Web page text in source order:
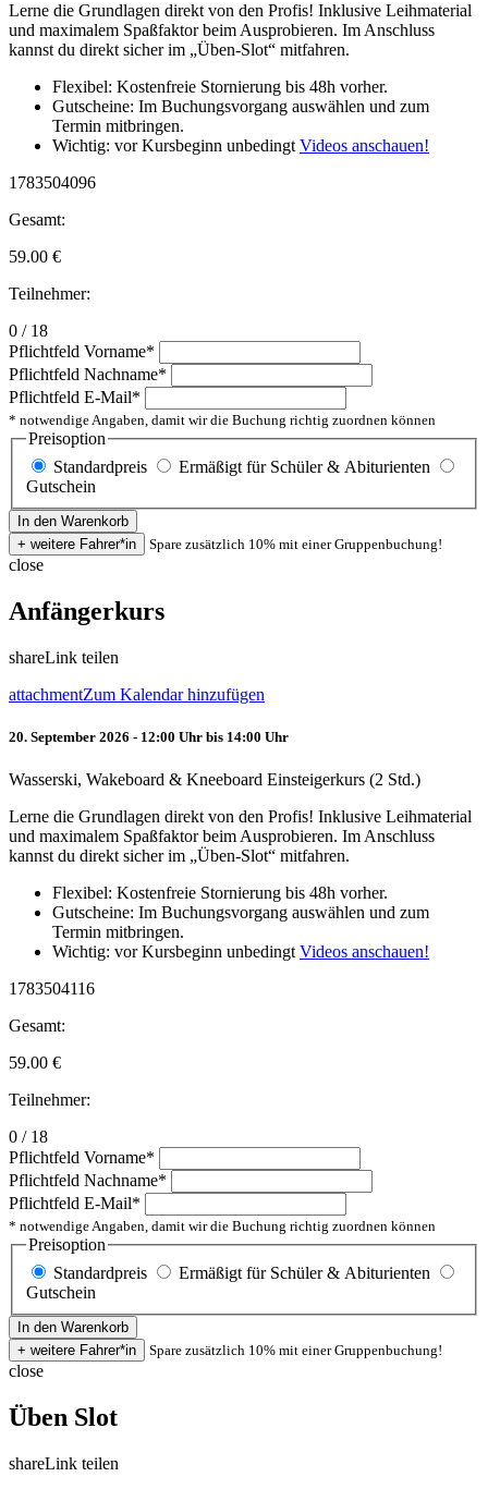
Lerne die Grundlagen direkt von den Profis! Inklusive Leihmaterial
und maximalem Spaßfaktor beim Ausprobieren. Im Anschluss
kannst du direkt sicher im „Üben-Slot“ mitfahren.
Flexibel: Kostenfreie Stornierung bis 48h vorher.
Gutscheine: Im Buchungsvorgang auswählen und zum
Termin mitbringen.
Wichtig: vor Kursbeginn unbedingtVideos anschauen!
1783504096
Gesamt:
59.00 €
Teilnehmer:
0 / 18
Pflichtfeld Vorname*
Pflichtfeld Nachname*
Pflichtfeld E-Mail*
* notwendige Angaben, damit wir die Buchung richtig zuordnen können
Preisoption
Standardpreis
Ermäßigt für Schüler & Abiturienten
Gutschein
Spare zusätzlich 10% mit einer Gruppenbuchung!
close
Anfängerkurs
shareLink teilen
attachmentZum Kalendar hinzufügen
20. September 2026 - 12:00 Uhr bis 14:00 Uhr
Wasserski, Wakeboard & Kneeboard Einsteigerkurs (2 Std.)
Lerne die Grundlagen direkt von den Profis! Inklusive Leihmaterial
und maximalem Spaßfaktor beim Ausprobieren. Im Anschluss
kannst du direkt sicher im „Üben-Slot“ mitfahren.
Flexibel: Kostenfreie Stornierung bis 48h vorher.
Gutscheine: Im Buchungsvorgang auswählen und zum
Termin mitbringen.
Wichtig: vor Kursbeginn unbedingt Videos anschauen!
1783504116
Gesamt:
59.00 €
Teilnehmer:
0 / 18
Pflichtfeld Vorname*
Pflichtfeld Nachname*
Pflichtfeld E-Mail*
* notwendige Angaben, damit wir die Buchung richtig zuordnen können
Preisoption
Standardpreis
Ermäßigt für Schüler & Abiturienten
Gutschein
Spare zusätzlich 10% mit einer Gruppenbuchung!
close
Üben Slot
shareLink teilen